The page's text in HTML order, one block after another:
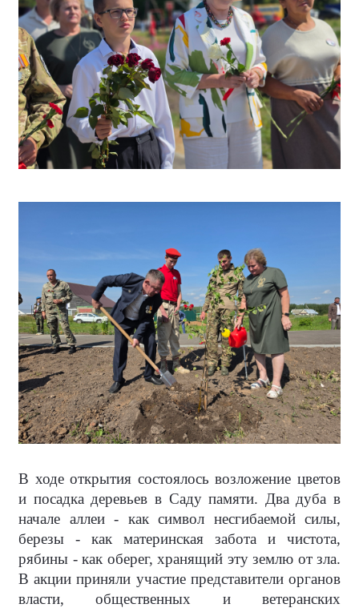
В ходе открытия состоялось возложение цветов
и посадка деревьев в Саду памяти. Два дуба в
начале аллеи - как символ несгибаемой силы,
березы - как материнская забота и чистота,
рябины - как оберег, хранящий эту землю от зла.
В акции приняли участие представители органов
власти, общественных и ветеранских